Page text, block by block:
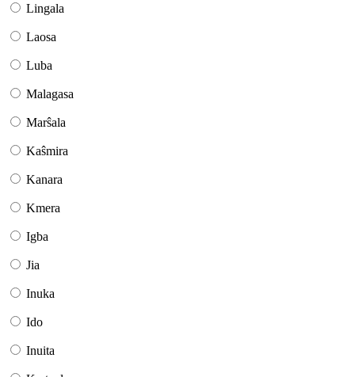
Lingala
Laosa
Luba
Malagasa
Marŝala
Kaŝmira
Kanara
Kmera
Igba
Jia
Inuka
Ido
Inuita